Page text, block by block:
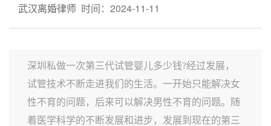
武汉离婚律师 时间：2024-11-11
深圳私做一次第三代试管婴儿多少钱?经过发展，
试管技术不断走进我们的生活。一开始只能解决女
性不育的问题，后来可以解决男性不育的问题。随
着医学科学的不断发展和进步，发展到现在的第三